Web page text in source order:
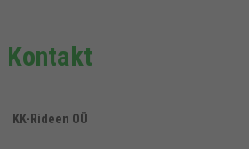
Kontakt
KK-Rideen OÜ